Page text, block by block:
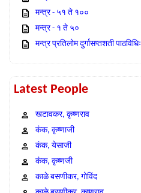
मन्त्र - ५१ ते १००
मन्त्र - १ ते ५०
मन्त्र प्रतिलोम दुर्गासप्तशती पाठविधिः
Latest People
खटावकर, कृष्णराव
कंक, कृष्णाजी
कंक, येसाजी
कंक, कृष्णजी
काळे बसणीकर, गोविंद